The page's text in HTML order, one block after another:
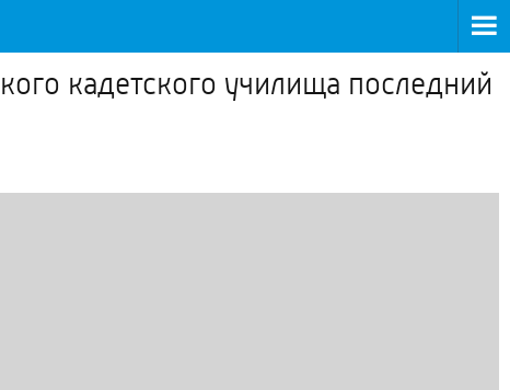
кадетского училища последний